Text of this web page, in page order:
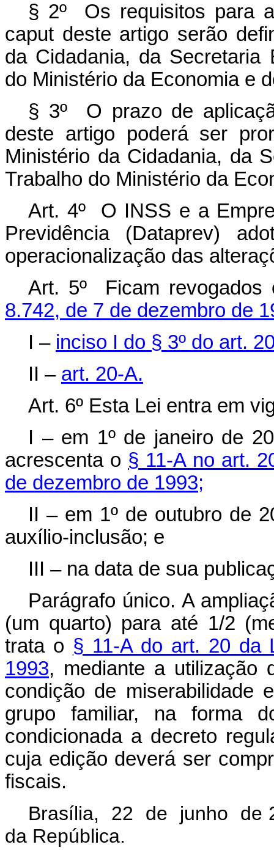
§ 2º Os requisitos para
caput deste artigo serão
da Cidadania, da Secretaria
do Ministério da Economia e
§ 3º O prazo de
deste artigo poderá ser
Ministério da Cidadania, da
Trabalho do Ministério da
Art. 4º O INSS e a
Previdência (Dataprev)
operacionalização das
Art. 5º Ficam
8.742, de 7 de dezembro de
I – inciso I do § 3º do art.
II – art. 20-A.
Art. 6º Esta Lei entra em
I – em 1º de janeiro de
acrescenta o § 11-A no art.
de dezembro de 1993;
II – em 1º de outubro de
auxílio-inclusão; e
III – na data de sua
Parágrafo único. A
(um quarto) para até 1/2
trata o § 11-A do art. 20 da
1993, mediante a utilização
condição de miserabilidade
grupo familiar, na forma
condicionada a decreto
cuja edição deverá ser
fiscais.
Brasília, 22 de junho de
da República.